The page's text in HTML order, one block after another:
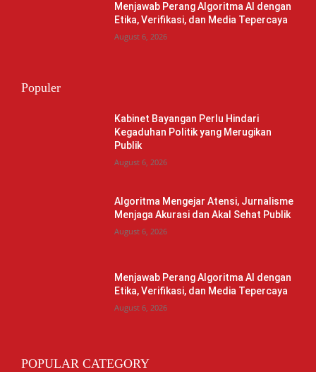
Menjawab Perang Algoritma AI dengan
Etika, Verifikasi, dan Media Tepercaya
August 6, 2026
Populer
Kabinet Bayangan Perlu Hindari
Kegaduhan Politik yang Merugikan
Publik
August 6, 2026
Algoritma Mengejar Atensi, Jurnalisme
Menjaga Akurasi dan Akal Sehat Publik
August 6, 2026
Menjawab Perang Algoritma AI dengan
Etika, Verifikasi, dan Media Tepercaya
August 6, 2026
POPULAR CATEGORY